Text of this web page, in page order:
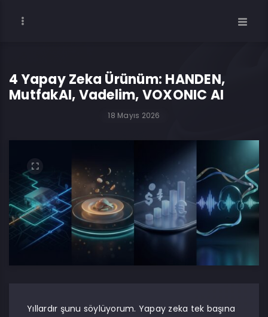
4 Yapay Zeka Ürünüm: HANDEN,
MutfakAI, Vadelim, VOXONIC AI
18 Mayıs 2026
Yıllardır şunu söylüyorum. Yapay zeka tek başına